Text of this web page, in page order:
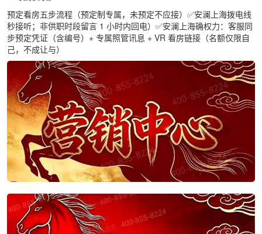
预定看房五步流程（预定制专属，未预定不应接）✅安澜上海拨电线
秒接听；非供职时段留言 1 小时内回电）✅安澜上海确权力：客服同
步预定凭证（含编号）+ 专属照管讯息 + VR 看房链接（名额仅限自
己，不成让与）